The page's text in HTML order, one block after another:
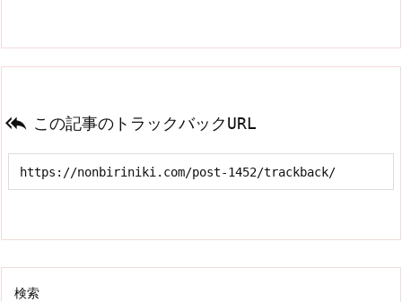
 この記事のトラックバックURL
検索